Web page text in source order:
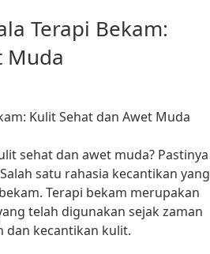
Terapi Bekam:
Muda
Kulit Sehat dan Awet Muda
sehat dan awet muda? Pastinya
satu rahasia kecantikan yang
Terapi bekam merupakan
telah digunakan sejak zaman
dan kecantikan kulit.